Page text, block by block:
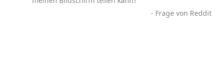
- Frage von Reddit